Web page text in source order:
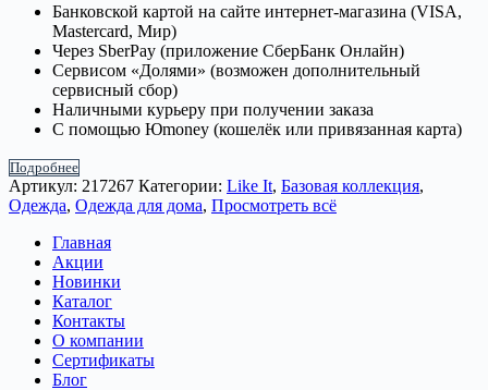
Банковской картой на сайте интернет-магазина (VISA,
Mastercard, Мир)
Через SberPay (приложение СберБанк Онлайн)
Сервисом «Долями» (возможен дополнительный
сервисный сбор)
Наличными курьеру при получении заказа
С помощью Юmoney (кошелёк или привязанная карта)
Подробнее
Артикул: 217267 Категории: Like It, Базовая коллекция,
Одежда, Одежда для дома, Просмотреть всё
Главная
Акции
Новинки
Каталог
Контакты
О компании
Сертификаты
Блог